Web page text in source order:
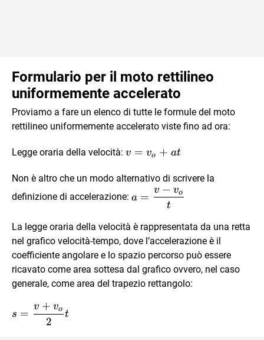
Formulario per il moto rettilineo
uniformemente accelerato
Proviamo a fare un elenco di tutte le formule del moto
rettilineo uniformemente accelerato viste fino ad ora:
Legge oraria della velocità: v=v_o+at
v = vo + at
Non è altro che un modo alternativo di scrivere la
definizione di accelerazione: a=\dfrac{v-
v_o}{t}
a =
t
v − vo
La legge oraria della velocità è rappresentata da una retta
nel grafico velocità-tempo, dove l’accelerazione è il
coefficiente angolare e lo spazio percorso può essere
ricavato come area sottesa dal grafico ovvero, nel caso
generale, come area del trapezio rettangolo:
s=\dfrac{v+v_o}
s =
2
v + vo t